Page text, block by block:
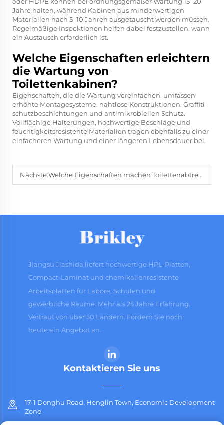
Jahre halten, während Kabinen aus minderwertigen
Materialien nach 5–10 Jahren ausgetauscht werden müssen.
Regelmäßige Inspektionen helfen dabei festzustellen, wann
ein Austausch erforderlich ist.
Welche Eigenschaften erleichtern
die Wartung von
Toilettenkabinen?
Eigenschaften, die die Wartung vereinfachen, umfassen
erhöhte Montagesysteme, nahtlose Konstruktionen, Graffiti-
schutzbeschichtungen und antimikrobiellen Schutz.
Vollflächige Halterungen, hochwertige Beschläge und
feuchtigkeitsresistente Materialien tragen ebenfalls zu einer
einfacheren Wartung und einer längeren Lebensdauer bei.
Nächste:Welche Eigenschaften machen Toilettenabtrennungssysteme ideal für Sanitäranlagen mit hohem Besucheraufkommen?
Jiangsu Jiashida liefert hochwertige HPL-Platten,
Compact-Laminat und chemikalienresistente
Arbeitsplatten für Labore, Schulen und
gewerbliche Räume. Mehr als 25 Jahre Erfahrung.
Vertraut von über 50 Ländern. Fordern Sie noch
heute ein Angebot an.
Kontaktieren Sie uns
17-1 Donghu Road, Henglin Town, Economic Development
Zone